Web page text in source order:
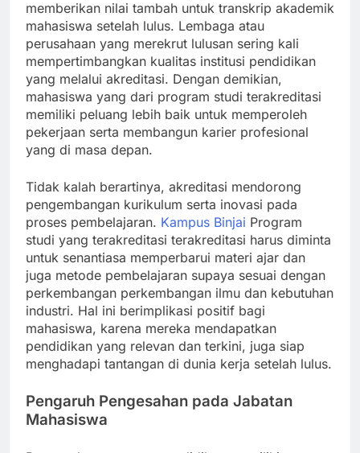
memberikan nilai tambah untuk transkrip akademik
mahasiswa setelah lulus. Lembaga atau
perusahaan yang merekrut lulusan sering kali
mempertimbangkan kualitas institusi pendidikan
yang melalui akreditasi. Dengan demikian,
mahasiswa yang dari program studi terakreditasi
memiliki peluang lebih baik untuk memperoleh
pekerjaan serta membangun karier profesional
yang di masa depan.
Tidak kalah berartinya, akreditasi mendorong
pengembangan kurikulum serta inovasi pada
proses pembelajaran. Kampus Binjai Program
studi yang terakreditasi terakreditasi harus diminta
untuk senantiasa memperbarui materi ajar dan
juga metode pembelajaran supaya sesuai dengan
perkembangan perkembangan ilmu dan kebutuhan
industri. Hal ini berimplikasi positif bagi
mahasiswa, karena mereka mendapatkan
pendidikan yang relevan dan terkini, juga siap
menghadapi tantangan di dunia kerja setelah lulus.
Pengaruh Pengesahan pada Jabatan
Mahasiswa